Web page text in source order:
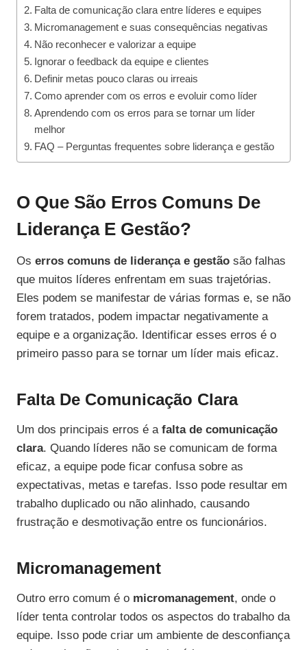
Falta de comunicação clara entre líderes e equipes
Micromanagement e suas consequências negativas
Não reconhecer e valorizar a equipe
Ignorar o feedback da equipe e clientes
Definir metas pouco claras ou irreais
Como aprender com os erros e evoluir como líder
Aprendendo com os erros para se tornar um líder
melhor
FAQ – Perguntas frequentes sobre liderança e gestão
O Que São Erros Comuns De
Liderança E Gestão?
Os erros comuns de liderança e gestão são falhas
que muitos líderes enfrentam em suas trajetórias.
Eles podem se manifestar de várias formas e, se não
forem tratados, podem impactar negativamente a
equipe e a organização. Identificar esses erros é o
primeiro passo para se tornar um líder mais eficaz.
Falta De Comunicação Clara
Um dos principais erros é a falta de comunicação
clara. Quando líderes não se comunicam de forma
eficaz, a equipe pode ficar confusa sobre as
expectativas, metas e tarefas. Isso pode resultar em
trabalho duplicado ou não alinhado, causando
frustração e desmotivação entre os funcionários.
Micromanagement
Outro erro comum é o micromanagement, onde o
líder tenta controlar todos os aspectos do trabalho da
equipe. Isso pode criar um ambiente de desconfiança